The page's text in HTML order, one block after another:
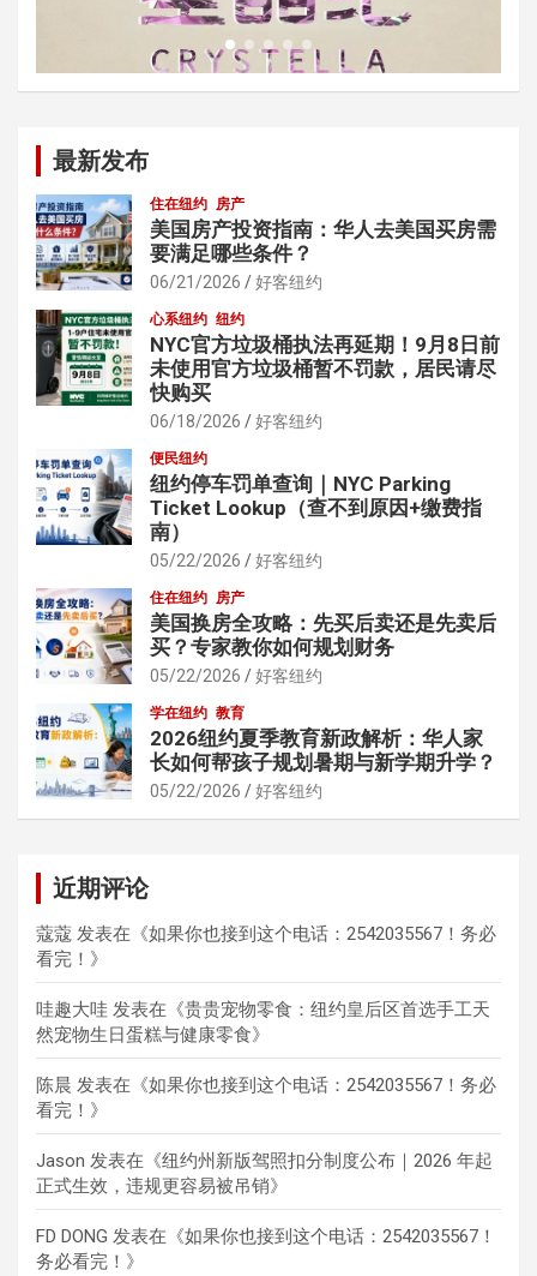
最新发布
住在纽约 房产
美国房产投资指南：华人去美国买房需
要满足哪些条件？
06/21/2026 好客纽约
心系纽约 纽约
NYC官方垃圾桶执法再延期！9月8日前
未使用官方垃圾桶暂不罚款，居民请尽
快购买
06/18/2026 好客纽约
便民纽约
纽约停车罚单查询｜NYC Parking
Ticket Lookup（查不到原因+缴费指
南）
05/22/2026 好客纽约
住在纽约 房产
美国换房全攻略：先买后卖还是先卖后
买？专家教你如何规划财务
05/22/2026 好客纽约
学在纽约 教育
2026纽约夏季教育新政解析：华人家
长如何帮孩子规划暑期与新学期升学？
05/22/2026 好客纽约
近期评论
蔻蔻 发表在《如果你也接到这个电话：2542035567！务必
看完！ 》
哇趣大哇 发表在《贵贵宠物零食：纽约皇后区首选手工天
然宠物生日蛋糕与健康零食》
陈晨 发表在《如果你也接到这个电话：2542035567！务必
看完！ 》
Jason 发表在《纽约州新版驾照扣分制度公布｜2026 年起
正式生效，违规更容易被吊销》
FD DONG 发表在《如果你也接到这个电话：2542035567！
务必看完！ 》